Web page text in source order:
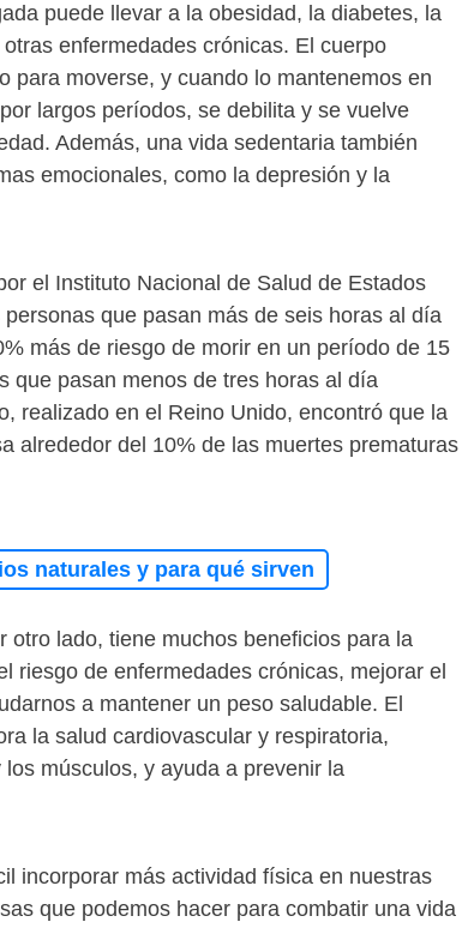
puede llevar a la obesidad, la diabetes, la
enfermedades crónicas. El cuerpo
para moverse, y cuando lo mantenemos en
largos períodos, se debilita y se vuelve
Además, una vida sedentaria también
emocionales, como la depresión y la
el Instituto Nacional de Salud de Estados
que pasan más de seis horas al día
más de riesgo de morir en un período de 15
que pasan menos de tres horas al día
realizado en el Reino Unido, encontró que la
alrededor del 10% de las muertes prematuras
naturales y para qué sirven
otro lado, tiene muchos beneficios para la
riesgo de enfermedades crónicas, mejorar el
a mantener un peso saludable. El
la salud cardiovascular y respiratoria,
músculos, y ayuda a prevenir la
incorporar más actividad física en nuestras
que podemos hacer para combatir una vida